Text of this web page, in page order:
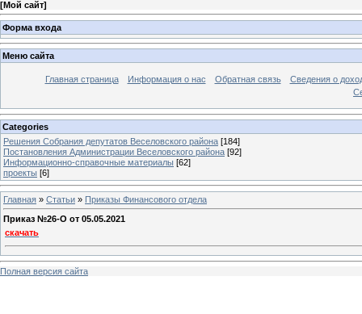
[Мой сайт]
Форма входа
Меню сайта
Главная страница Информация о нас Обратная связь
Сведения о
Categories
Решения Собрания депутатов Веселовского района [184]
Постановления Администрации Веселовского района [92]
Информационно-справочные материалы [62]
проекты [6]
Главная » Статьи » Приказы Финансового отдела
Приказ №26-O от 05.05.2021
скачать
Полная версия сайта